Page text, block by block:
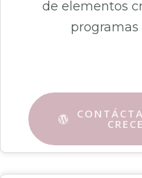
de elementos
programas